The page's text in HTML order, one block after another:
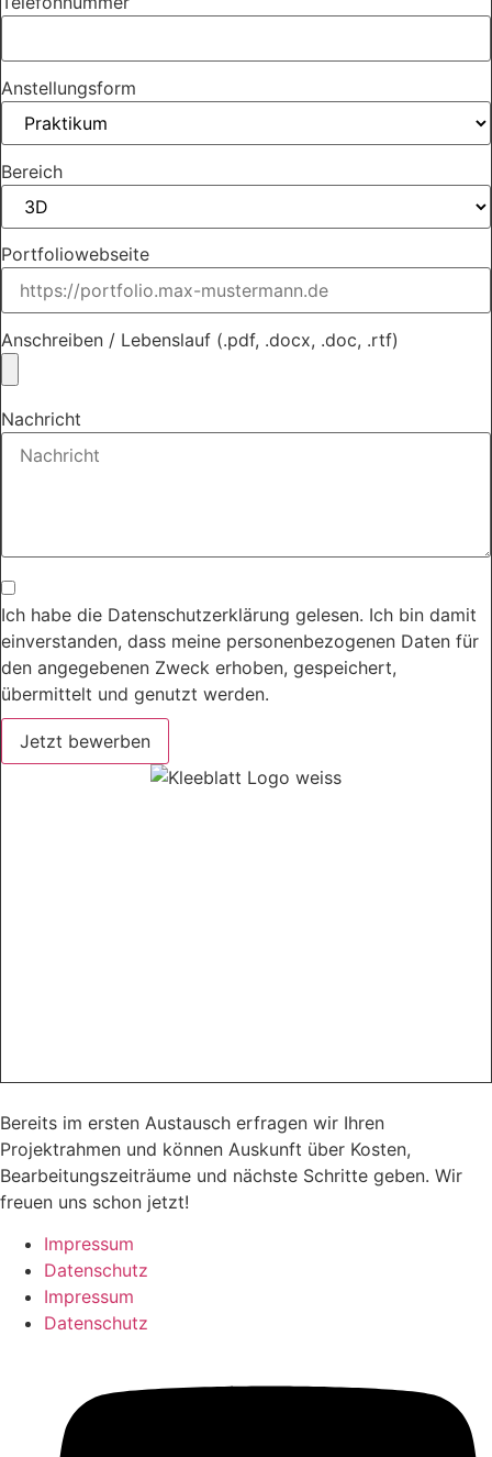
Anstellungsform
Bereich
Portfoliowebseite
Anschreiben / Lebenslauf (.pdf, .docx, .doc, .rtf)
Nachricht
Ich habe die Datenschutzerklärung gelesen. Ich bin damit
einverstanden, dass meine personenbezogenen Daten für
den angegebenen Zweck erhoben, gespeichert,
übermittelt und genutzt werden.
Jetzt bewerben
Bereits im ersten Austausch erfragen wir Ihren
Projektrahmen und können Auskunft über Kosten,
Bearbeitungszeiträume und nächste Schritte geben. Wir
freuen uns schon jetzt!
Impressum
Datenschutz
Impressum
Datenschutz